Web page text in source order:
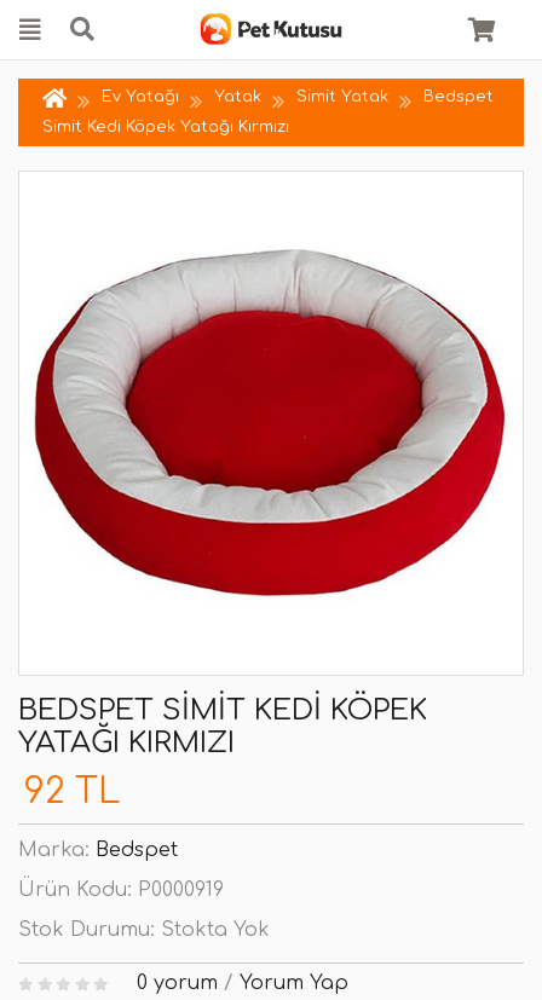
Ev Yatağı Yatak Simit Yatak
Bedspet
Simit Kedi Köpek Yatağı Kırmızı
BEDSPET SIMIT KEDI KÖPEK
YATAĞI KIRMIZI
92 TL
Marka: Bedspet
Ürün Kodu: P0000919
Stok Durumu: Stokta Yok
0 yorum / Yorum Yap